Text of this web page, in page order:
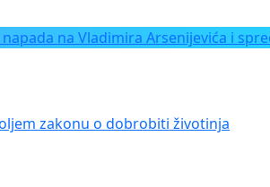
na Vladimira Arsenijevića i
zakonu o dobrobiti životinja